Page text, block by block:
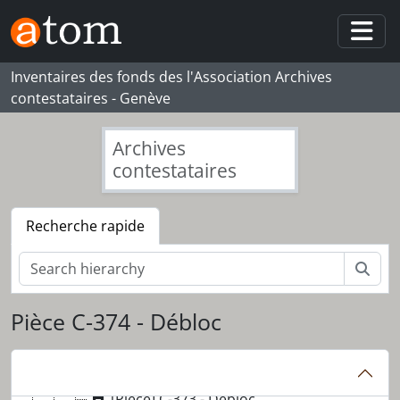
Skip to main content
Inventaires des fonds des l'Association Archives
contestataires - Genève
Archives
contestataires
Recherche rapide
Pièce C-374 - Débloc
[Fonds] 056_ODM - Olivier de Marcellus
[Série] S01 - Affiches
[Série] S02 - Enregistrements sonores
[Sous-série] SS01 - Émissions de radio
[Pièce] C-389 - Bulletin d'information de Radio Zones